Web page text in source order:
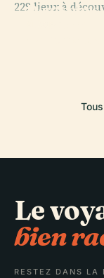
229 lieux à
Deutsches
Le
bien
RESTEZ DANS LA